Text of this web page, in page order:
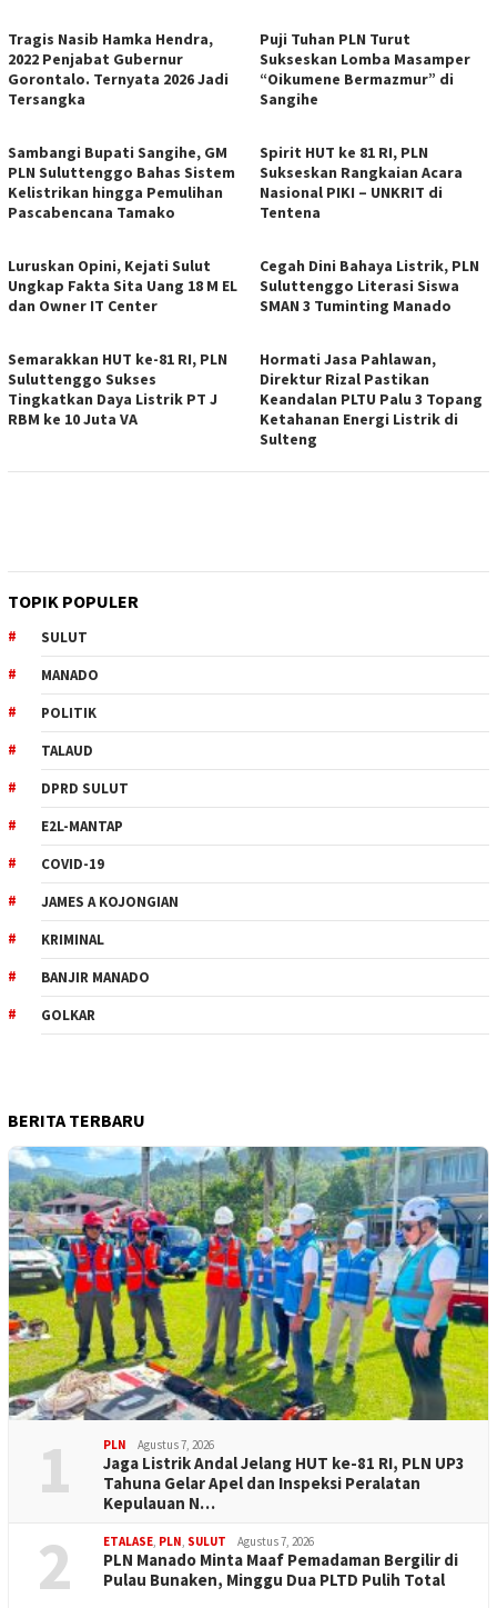
Tragis Nasib Hamka Hendra,
2022 Penjabat Gubernur
Gorontalo. Ternyata 2026 Jadi
Tersangka
Puji Tuhan PLN Turut
Sukseskan Lomba Masamper
“Oikumene Bermazmur” di
Sangihe
Sambangi Bupati Sangihe, GM
PLN Suluttenggo Bahas Sistem
Kelistrikan hingga Pemulihan
Pascabencana Tamako
Spirit HUT ke 81 RI, PLN
Sukseskan Rangkaian Acara
Nasional PIKI – UNKRIT di
Tentena
Luruskan Opini, Kejati Sulut
Ungkap Fakta Sita Uang 18 M EL
dan Owner IT Center
Cegah Dini Bahaya Listrik, PLN
Suluttenggo Literasi Siswa
SMAN 3 Tuminting Manado
Semarakkan HUT ke-81 RI, PLN
Suluttenggo Sukses
Tingkatkan Daya Listrik PT J
RBM ke 10 Juta VA
Hormati Jasa Pahlawan,
Direktur Rizal Pastikan
Keandalan PLTU Palu 3 Topang
Ketahanan Energi Listrik di
Sulteng
TOPIK POPULER
SULUT
MANADO
POLITIK
TALAUD
DPRD SULUT
E2L-MANTAP
COVID-19
JAMES A KOJONGIAN
KRIMINAL
BANJIR MANADO
GOLKAR
BERITA TERBARU
1 PLN Agustus 7, 2026
Jaga Listrik Andal Jelang HUT ke-81 RI, PLN UP3
Tahuna Gelar Apel dan Inspeksi Peralatan
Kepulauan N…
2 ETALASE, PLN, SULUT Agustus 7, 2026
PLN Manado Minta Maaf Pemadaman Bergilir di
Pulau Bunaken, Minggu Dua PLTD Pulih Total